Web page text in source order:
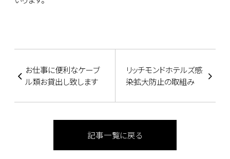
お仕事に便利なケーブ
ル類お貸出し致します
リッチモンドホテルズ感
染拡大防止の取組み
記事一覧に戻る